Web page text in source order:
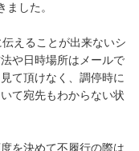
した。
えることが出来ないシ
や日時場所はメールで
て頂けなく、調停時に
て宛先もわからない状
を決めて不履行の際は